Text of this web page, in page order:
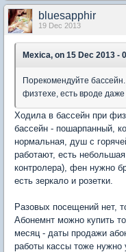
bluesapphir
19 Dec 2013
Mexica, on 15 Dec 2013 -
Порекомендуйте
физтехе, есть вроде
Ходила в бассейн при
бассейн - пошарпанный,
нормальная, душ с
работают, есть
контролера), фен нужно
есть зеркало и розетки.
Разовых посещений нет,
Абонемнт можно купить
месяц - даты продажи
работы кассы тоже нужно